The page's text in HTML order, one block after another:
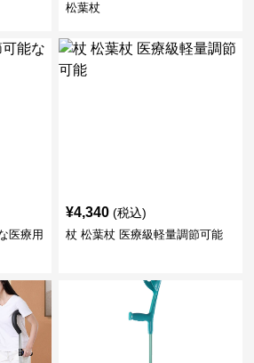
松葉杖
医療用
¥4,340 (税込)
杖 松葉杖 医療級軽量調節可能